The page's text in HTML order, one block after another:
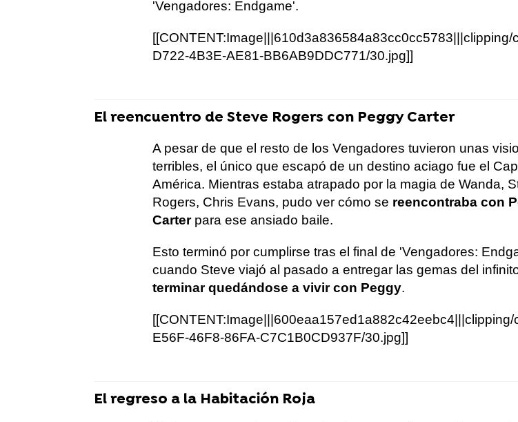
'Vengadores: Endgame'.
D722-4B3E-AE81-BB6AB9DDC771/30.jpg]]
El reencuentro de Steve Rogers con Peggy Carter
A pesar de que el resto de los Vengadores tuvieron unas
terribles, el único que escapó de un destino aciago fue el
América. Mientras estaba atrapado por la magia de Wanda,
Rogers, Chris Evans, pudo ver cómo se reencontraba con
Carter para ese ansiado baile.
Esto terminó por cumplirse tras el final de 'Vengadores:
cuando Steve viajó al pasado a entregar las gemas del
terminar quedándose a vivir con Peggy.
E56F-46F8-86FA-C7C1B0CD937F/30.jpg]]
El regreso a la Habitación Roja